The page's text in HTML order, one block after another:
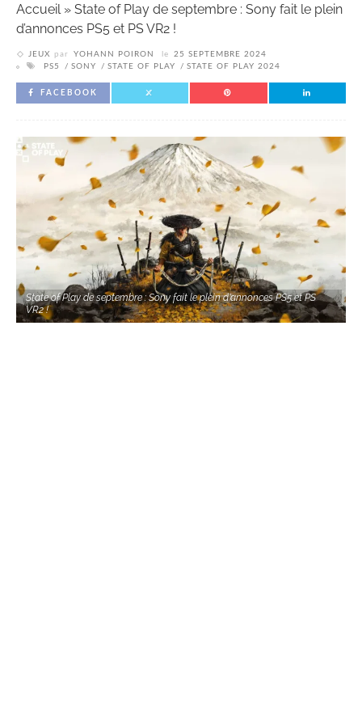
Accueil» State of Play de septembre : Sony fait le plein
d’annonces PS5 et PS VR2 !
JEUX par YOHANN POIRON le
25 SEPTEMBRE 2024
PS5
SONY STATE OF PLAY STATE OF PLAY 2024
FACEBOOK
State of Play de septembre : Sony fait le plein d'annonces PS5 et PS
VR2 !